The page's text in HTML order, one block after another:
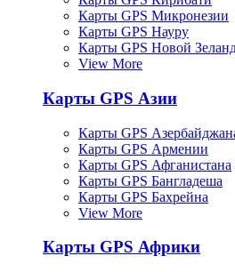
Карты GPS Микронезии
Карты GPS Науру
Карты GPS Новой
View More
Карты GPS Азии
Карты GPS
Карты GPS Армении
Карты GPS Афганистана
Карты GPS Бангладеша
Карты GPS Бахрейна
View More
Карты GPS Африки